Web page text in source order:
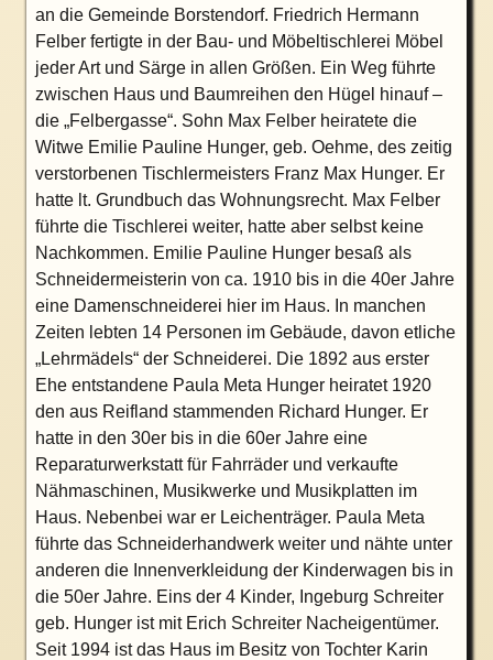
an die Gemeinde Borstendorf. Friedrich Hermann
Felber fertigte in der Bau- und Möbeltischlerei Möbel
jeder Art und Särge in allen Größen. Ein Weg führte
zwischen Haus und Baumreihen den Hügel hinauf –
die „Felbergasse“. Sohn Max Felber heiratete die
Witwe Emilie Pauline Hunger, geb. Oehme, des zeitig
verstorbenen Tischlermeisters Franz Max Hunger. Er
hatte lt. Grundbuch das Wohnungsrecht. Max Felber
führte die Tischlerei weiter, hatte aber selbst keine
Nachkommen. Emilie Pauline Hunger besaß als
Schneidermeisterin von ca. 1910 bis in die 40er Jahre
eine Damenschneiderei hier im Haus. In manchen
Zeiten lebten 14 Personen im Gebäude, davon etliche
„Lehrmädels“ der Schneiderei. Die 1892 aus erster
Ehe entstandene Paula Meta Hunger heiratet 1920
den aus Reifland stammenden Richard Hunger. Er
hatte in den 30er bis in die 60er Jahre eine
Reparaturwerkstatt für Fahrräder und verkaufte
Nähmaschinen, Musikwerke und Musikplatten im
Haus. Nebenbei war er Leichenträger. Paula Meta
führte das Schneiderhandwerk weiter und nähte unter
anderen die Innenverkleidung der Kinderwagen bis in
die 50er Jahre. Eins der 4 Kinder, Ingeburg Schreiter
geb. Hunger ist mit Erich Schreiter Nacheigentümer.
Seit 1994 ist das Haus im Besitz von Tochter Karin